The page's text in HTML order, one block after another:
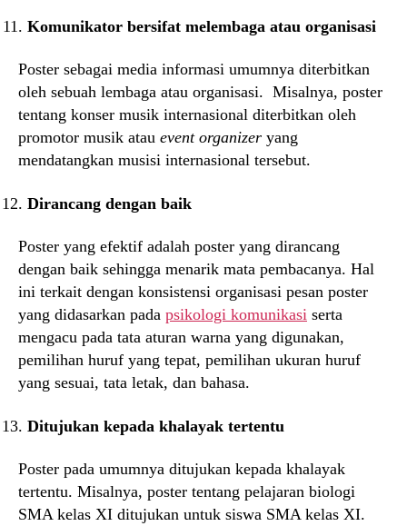
Komunikator bersifat melembaga atau organisasi
Poster sebagai media informasi umumnya diterbitkan
oleh sebuah lembaga atau organisasi. Misalnya, poster
tentang konser musik internasional diterbitkan oleh
promotor musik atau event organizer yang
mendatangkan musisi internasional tersebut.
Dirancang dengan baik
Poster yang efektif adalah poster yang dirancang
dengan baik sehingga menarik mata pembacanya. Hal
ini terkait dengan konsistensi organisasi pesan poster
yang didasarkan pada psikologi komunikasi serta
mengacu pada tata aturan warna yang digunakan,
pemilihan huruf yang tepat, pemilihan ukuran huruf
yang sesuai, tata letak, dan bahasa.
Ditujukan kepada khalayak tertentu
Poster pada umumnya ditujukan kepada khalayak
tertentu. Misalnya, poster tentang pelajaran biologi
SMA kelas XI ditujukan untuk siswa SMA kelas XI.